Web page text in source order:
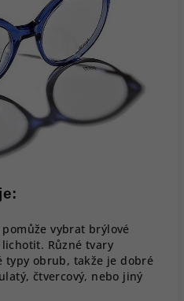
vybrat brýlové
Různé tvary
typy obrub, takže je dobré
čtvercový, nebo jiný